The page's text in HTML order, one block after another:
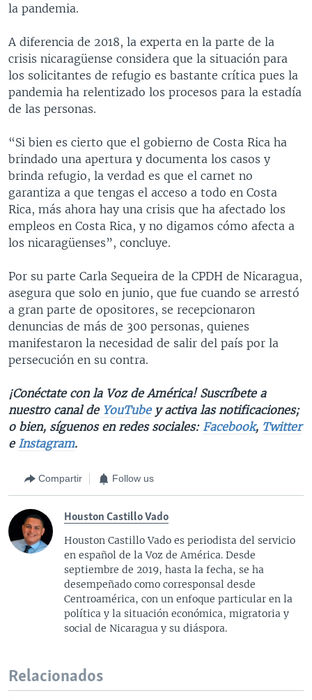
la pandemia.
A diferencia de 2018, la experta en la parte de la
crisis nicaragüense considera que la situación para
los solicitantes de refugio es bastante crítica pues la
pandemia ha relentizado los procesos para la estadía
de las personas.
“Si bien es cierto que el gobierno de Costa Rica ha
brindado una apertura y documenta los casos y
brinda refugio, la verdad es que el carnet no
garantiza a que tengas el acceso a todo en Costa
Rica, más ahora hay una crisis que ha afectado los
empleos en Costa Rica, y no digamos cómo afecta a
los nicaragüenses”, concluye.
Por su parte Carla Sequeira de la CPDH de Nicaragua,
asegura que solo en junio, que fue cuando se arrestó
a gran parte de opositores, se recepcionaron
denuncias de más de 300 personas, quienes
manifestaron la necesidad de salir del país por la
persecución en su contra.
¡Conéctate con la Voz de América! Suscríbete a
nuestro canal deYouTubey activa las notificaciones;
o bien, síguenos en redes sociales: Facebook, Twitter
e Instagram.
Compartir Follow us
Houston Castillo Vado
Houston Castillo Vado es periodista del servicio
en español de la Voz de América. Desde
septiembre de 2019, hasta la fecha, se ha
desempeñado como corresponsal desde
Centroamérica, con un enfoque particular en la
política y la situación económica, migratoria y
social de Nicaragua y su diáspora.
Relacionados